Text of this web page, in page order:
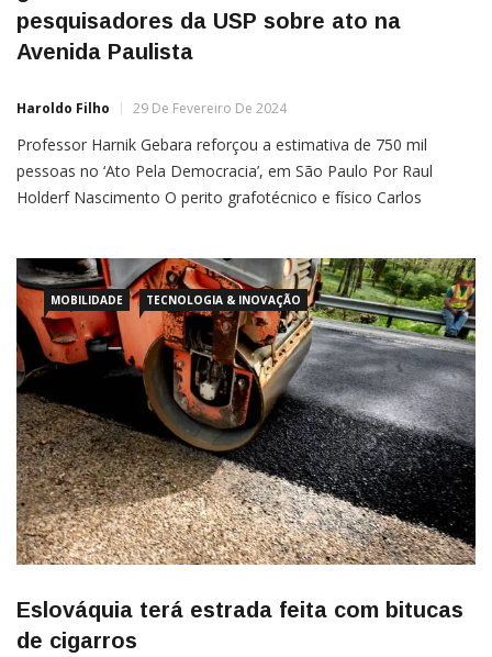
pesquisadores da USP sobre ato na
Avenida Paulista
Haroldo Filho 29 De Fevereiro De 2024
Professor Harnik Gebara reforçou a estimativa de 750 mil
pessoas no ‘Ato Pela Democracia’, em São Paulo Por Raul
Holderf Nascimento O perito grafotécnico e físico Carlos
colocaram em
MOBILIDADE TECNOLOGIA & INOVAÇÃO
Eslováquia terá estrada feita com bitucas
de cigarros